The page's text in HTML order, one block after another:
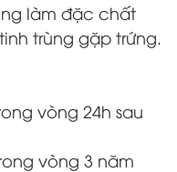
làm đặc chất
trùng gặp trứng.
vòng 24h sau
vòng 3 năm